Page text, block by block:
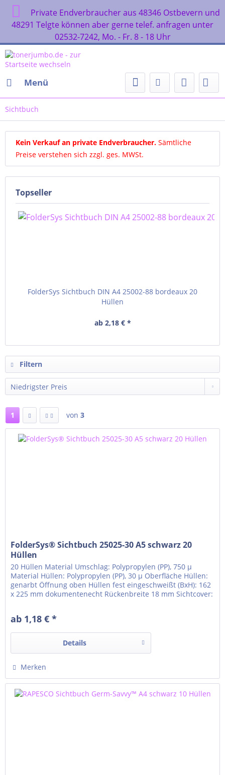
Private Endverbraucher aus 48346 Ostbevern
48291 Telgte können aber gerne telef. anfragen
02532-7242, Mo. - Fr. 8 - 18 Uhr
Menü
Sichtbuch
Kein Verkauf an private Endverbraucher. Sämtliche
Preise verstehen sich zzgl. ges. MWSt.
Topseller
FolderSys Sichtbuch DIN A4 25002-88 bordeaux 20
Hüllen
ab 2,18 € *
Filtern
1 von 3
FolderSys® Sichtbuch 25025-30 A5 schwarz 20
Hüllen
20 Hüllen Material Umschlag: Polypropylen (PP), 750 µ
Material Hüllen: Polypropylen (PP), 30 µ Oberfläche Hüllen:
genarbt Öffnung oben Hüllen fest eingeschweißt (BxH): 162
x 225 mm dokumentenecht Rückenbreite 18 mm Sichtcover:
mm
ab 1,18 € *
Details
Merken